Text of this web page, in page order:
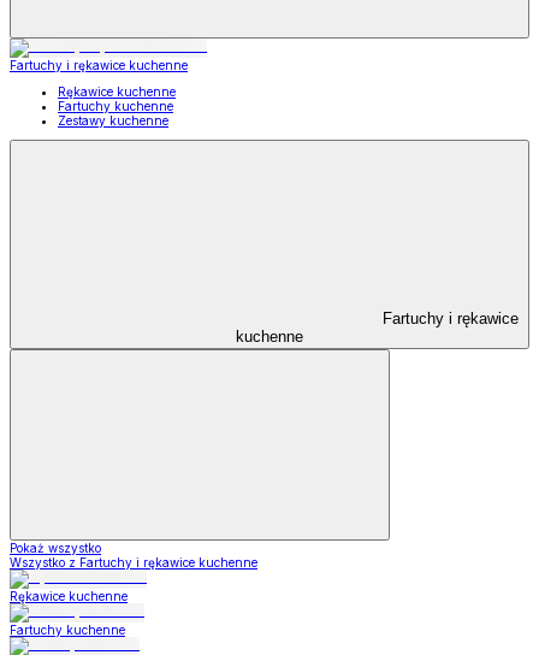
Fartuchy i rękawice kuchenne
Rękawice kuchenne
Fartuchy kuchenne
Zestawy kuchenne
Fartuchy i rękawice
kuchenne
Pokaż wszystko
Wszystko z Fartuchy i rękawice kuchenne
Rękawice kuchenne
Fartuchy kuchenne